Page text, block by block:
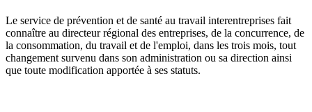
Le service de prévention et de santé au travail interentreprises fait
connaître au directeur régional des entreprises, de la concurrence, de
la consommation, du travail et de l'emploi, dans les trois mois, tout
changement survenu dans son administration ou sa direction ainsi
que toute modification apportée à ses statuts.